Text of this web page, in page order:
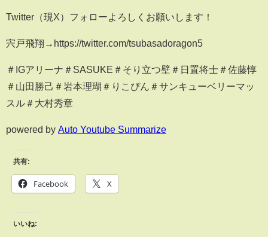
Twitter（現X）フォローよろしくお願いします！
宍戸飛翔→https://twitter.com/tsubasadoragon5
＃IGアリーナ＃SASUKE＃そり立つ壁＃日置将士＃佐藤惇
＃山田勝己＃岩本理瑚＃りこぴん＃サンキューベリーマッ
スル＃大村秀章
powered by Auto Youtube Summarize
共有:
Facebook X
いいね: